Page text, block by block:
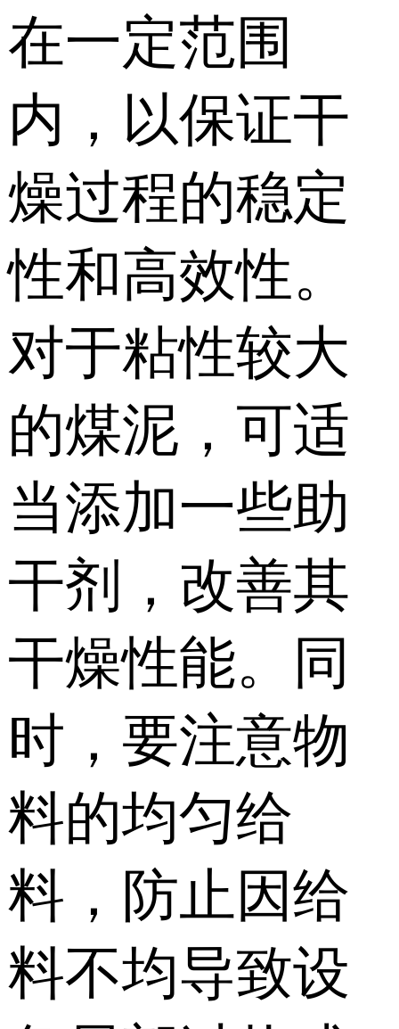
在一定范围
内，以保证干
燥过程的稳定
性和高效性。
对于粘性较大
的煤泥，可适
当添加一些助
干剂，改善其
干燥性能。同
时，要注意物
料的均匀给
料，防止因给
料不均导致设